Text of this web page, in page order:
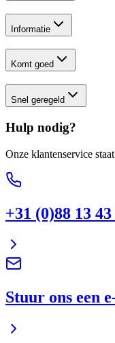
Informatie
Komt goed
Snel geregeld
Hulp nodig?
Onze klantenservice
+31 (0)88 13 43
Stuur ons een